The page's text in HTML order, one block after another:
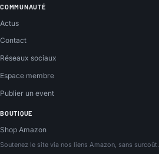
COMMUNAUTÉ
Actus
Contact
Réseaux sociaux
Espace membre
Publier un event
BOUTIQUE
Shop Amazon
Soutenez le site via nos liens Amazon, sans surcoût.